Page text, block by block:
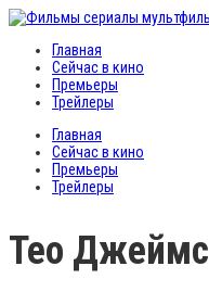
Главная
Сейчас в кино
Премьеры
Трейлеры
Главная
Сейчас в кино
Премьеры
Трейлеры
Тео Джеймс